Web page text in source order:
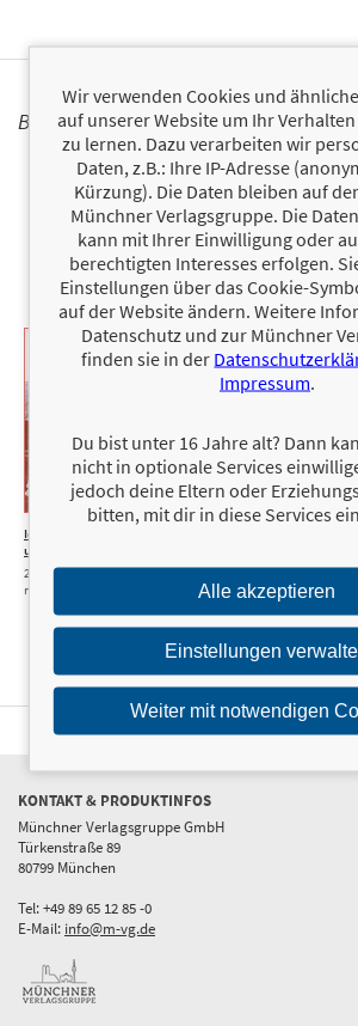
BÜCHER
Ich koche für
uns!
25 Lieblingsrezepte für
meinen Hund und mich
Verheiratete
KONTAKT & PRODUKTINFOS
Münchner Verlagsgruppe GmbH
Türkenstraße 89
80799 München
Tel: +49 89 65 12 85 -0
E-Mail: info@m-vg.de
Wir verwenden Cookies und
auf unserer Website um Ihr
zu lernen. Dazu verarbeiten wir
Daten, z.B.: Ihre IP-Adresse
Kürzung). Die Daten bleiben auf
Münchner Verlagsgruppe. Die
kann mit Ihrer Einwilligung oder
berechtigten Interesses erfolgen.
Einstellungen über das Cookie-
auf der Website ändern. Weitere
Datenschutz und zur Münchner
finden sie in der
Impressum.
Du bist unter 16 Jahre alt? Dann
nicht in optionale Services
jedoch deine Eltern oder
bitten, mit dir in diese Services
Alle akzeptieren
Einstellungen
Weiter mit notwendigen